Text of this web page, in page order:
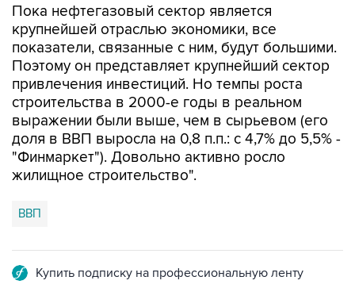
Пока нефтегазовый сектор является
крупнейшей отраслью экономики, все
показатели, связанные с ним, будут большими.
Поэтому он представляет крупнейший сектор
привлечения инвестиций. Но темпы роста
строительства в 2000-е годы в реальном
выражении были выше, чем в сырьевом (его
доля в ВВП выросла на 0,8 п.п.: с 4,7% до 5,5% -
"Финмаркет"). Довольно активно росло
жилищное строительство".
ВВП
Купить подписку на профессиональную ленту